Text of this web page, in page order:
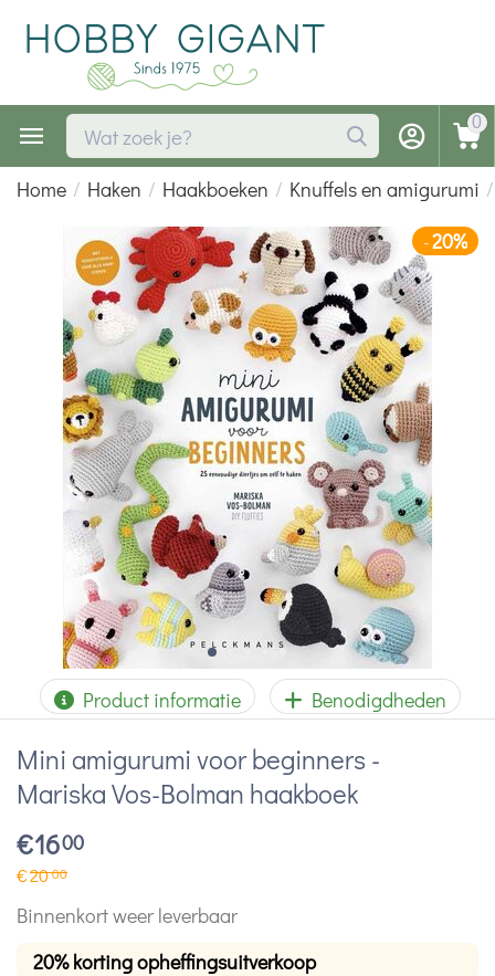
0
Home / Haken / Haakboeken / Knuffels en amigurumi /
-20%
Product informatie Benodigdheden
Mini amigurumi voor beginners -
Mariska Vos-Bolman haakboek
€1600
€2000
Binnenkort weer leverbaar
20% korting opheffingsuitverkoop